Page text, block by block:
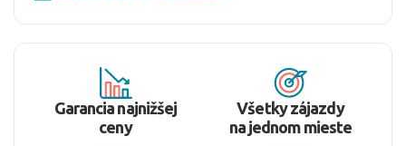
Garancia najnižšej
ceny
Všetky zájazdy
na jednom mieste